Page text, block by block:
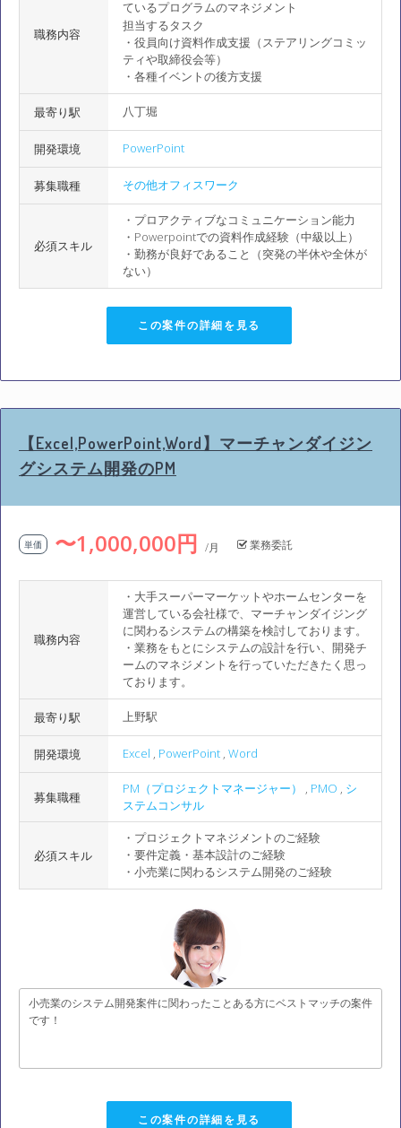
職務内容
ているプログラムのマネジメント
担当するタスク
・役員向け資料作成支援（ステアリングコミッ
ティや取締役会等）
・各種イベントの後方支援
最寄り駅 八丁堀
開発環境 PowerPoint
募集職種 その他オフィスワーク
必須スキル
・プロアクティブなコミュニケーション能力
・Powerpointでの資料作成経験（中級以上）
・勤務が良好であること（突発の半休や全休が
ない）
この案件の詳細を見る
【Excel,PowerPoint,Word】マーチャンダイジン
グシステム開発のPM
単価 〜1,000,000円 /月 業務委託
職務内容
・大手スーパーマーケットやホームセンターを
運営している会社様で、マーチャンダイジング
に関わるシステムの構築を検討しております。
・業務をもとにシステムの設計を行い、開発チ
ームのマネジメントを行っていただきたく思っ
ております。
最寄り駅 上野駅
開発環境 Excel , PowerPoint , Word
募集職種
PM（プロジェクトマネージャー） , PMO , シ
ステムコンサル
必須スキル
・プロジェクトマネジメントのご経験
・要件定義・基本設計のご経験
・小売業に関わるシステム開発のご経験
小売業のシステム開発案件に関わったことある方にベストマッチの案件
です！
この案件の詳細を見る